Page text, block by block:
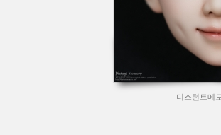
디스턴트메